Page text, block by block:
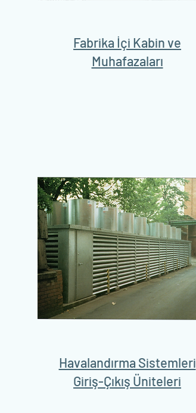
Fabrika İçi Kabin ve
Muhafazaları
Havalandırma Sistemleri
Giriş-Çıkış Üniteleri